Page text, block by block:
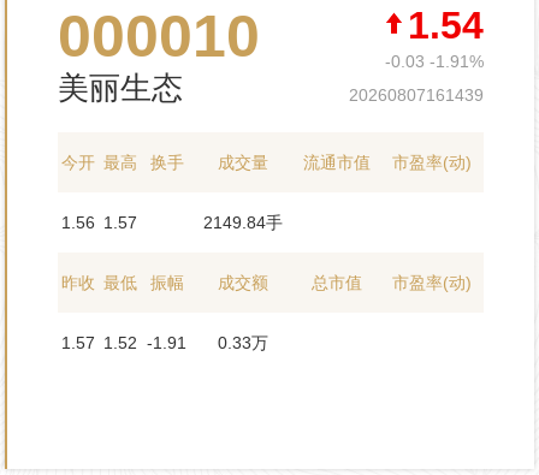
000010
美丽生态
1.54
-0.03 -1.91%
20260807161439
今开 最高 换手 成交量 流通市值 市盈率(动)
1.56 1.57 2149.84手
昨收 最低 振幅 成交额 总市值 市盈率(动)
1.57 1.52 -1.91 0.33万